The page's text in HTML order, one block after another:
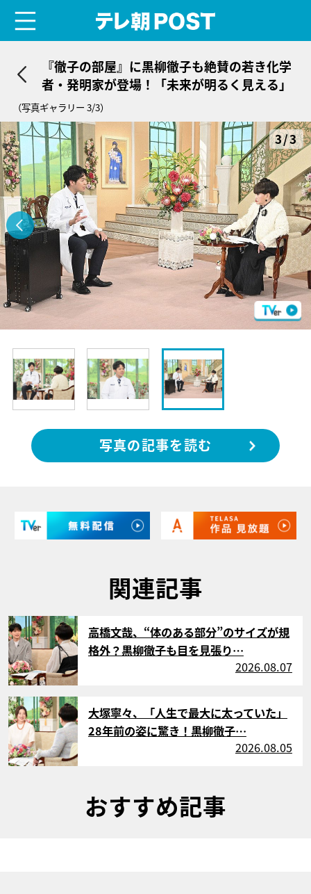
『徹子の部屋』に黒柳徹子も絶賛の若き化学
者・発明家が登場！「未来が明るく見える」
（写真ギャラリー 3/3）
3/3
写真の記事を読む
関連記事
サムネイル
高橋文哉、“体のある部分”のサイズが規
格外？黒柳徹子も目を見張り…
2026.08.07
サムネイル
大塚寧々、「人生で最大に太っていた」
28年前の姿に驚き！黒柳徹子…
2026.08.05
おすすめ記事